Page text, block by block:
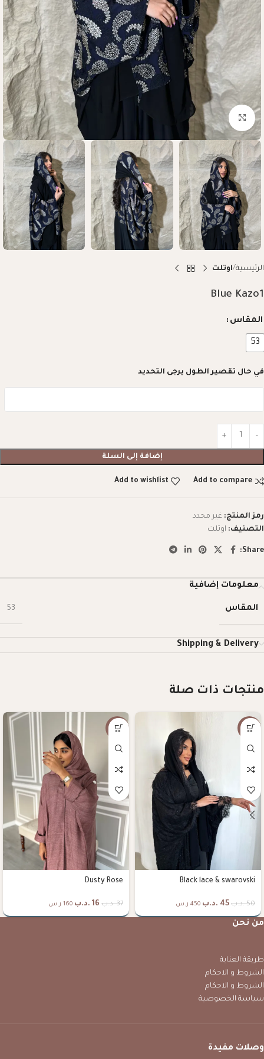
Click to enlarge
الرئيسية اوتلت
Blue Kazo1
المقاس
53
في حال تقصير الطول يرجى التحديد
إضافة إلى السلة
Add to compare
Add to wishlist
رمز المنتج: غير محدد
التصنيف: اوتلت
Share:
معلومات إضافية
المقاس 53
Shipping & Delivery
منتجات ذات صلة
-10%
Black lace & swarovski
50 .د.ب 45 .د.ب 450 ر.س
-57%
Dusty Rose
37 .د.ب 16 .د.ب 160 ر.س
من نحن
طريقة العناية
الشروط و الاحكام
الشروط و الاحكام
سياسة الخصوصية
وصلات مفيدة